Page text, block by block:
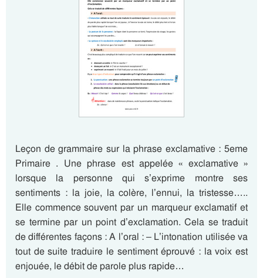
Leçon de grammaire sur la phrase exclamative : 5eme
Primaire . Une phrase est appelée « exclamative »
lorsque la personne qui s’exprime montre ses
sentiments : la joie, la colère, l’ennui, la tristesse…..
Elle commence souvent par un marqueur exclamatif et
se termine par un point d’exclamation. Cela se traduit
de différentes façons : A l’oral : – L’intonation utilisée va
tout de suite traduire le sentiment éprouvé : la voix est
enjouée, le débit de parole plus rapide…